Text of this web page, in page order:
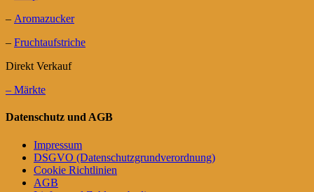
– Aromazucker
– Fruchtaufstriche
Direkt Verkauf
– Märkte
Datenschutz und AGB
Impressum
DSGVO (Datenschutzgrundverordnung)
Cookie Richtlinien
AGB